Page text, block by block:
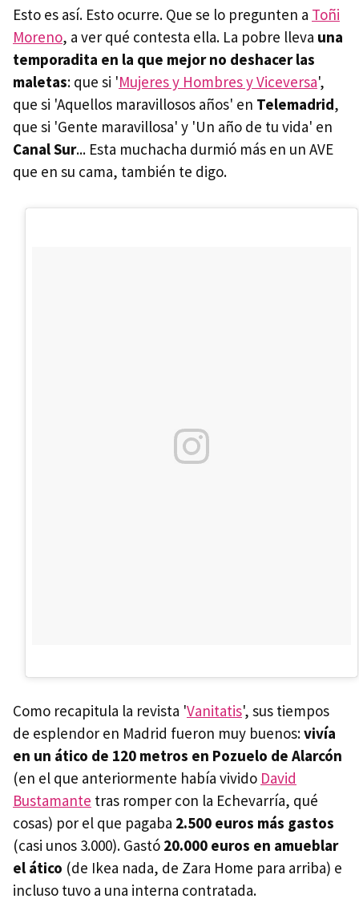
Esto es así. Esto ocurre. Que se lo pregunten a Toñi
Moreno, a ver qué contesta ella. La pobre lleva una
temporadita en la que mejor no deshacer las
maletas: que si 'Mujeres y Hombres y Viceversa',
que si 'Aquellos maravillosos años' en Telemadrid,
que si 'Gente maravillosa' y 'Un año de tu vida' en
Canal Sur... Esta muchacha durmió más en un AVE
que en su cama, también te digo.
Como recapitula la revista 'Vanitatis', sus tiempos
de esplendor en Madrid fueron muy buenos:vivía
en un ático de 120 metros en Pozuelo de Alarcón
(en el que anteriormente había vivido David
Bustamante tras romper con la Echevarría, qué
cosas) por el que pagaba 2.500 euros más gastos
(casi unos 3.000). Gastó 20.000 euros en amueblar
el ático (de Ikea nada, de Zara Home para arriba) e
incluso tuvo a una interna contratada.